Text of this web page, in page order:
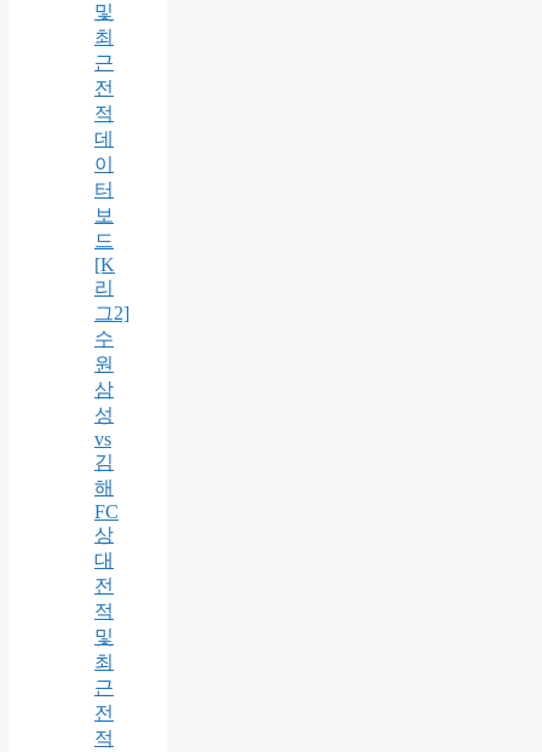
및
최
근
전
적
데
이
터
보
드
[K
리
그2]
수
원
삼
성
vs
김
해
FC
상
대
전
적
및
최
근
전
적